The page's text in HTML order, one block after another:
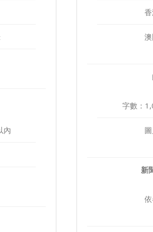
內
字數：
新